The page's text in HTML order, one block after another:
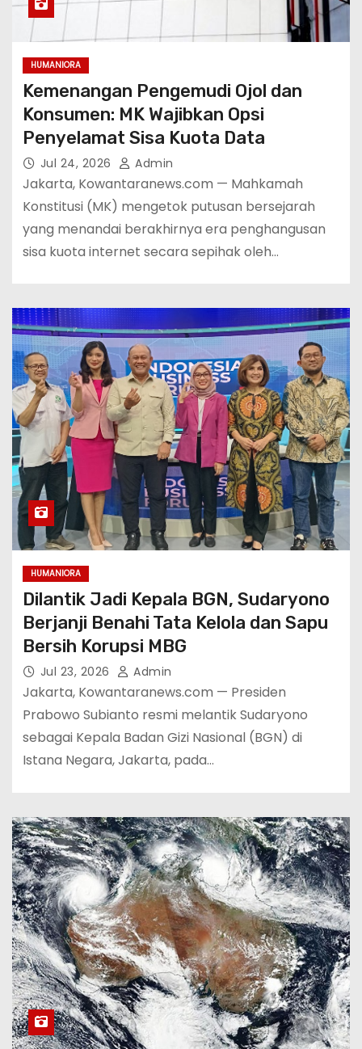
HUMANIORA
Kemenangan Pengemudi Ojol dan
Konsumen: MK Wajibkan Opsi
Penyelamat Sisa Kuota Data
Jul 24, 2026 Admin
Jakarta, Kowantaranews.com — Mahkamah
Konstitusi (MK) mengetok putusan bersejarah
yang menandai berakhirnya era penghangusan
sisa kuota internet secara sepihak oleh…
HUMANIORA
Dilantik Jadi Kepala BGN, Sudaryono
Berjanji Benahi Tata Kelola dan Sapu
Bersih Korupsi MBG
Jul 23, 2026 Admin
Jakarta, Kowantaranews.com — Presiden
Prabowo Subianto resmi melantik Sudaryono
sebagai Kepala Badan Gizi Nasional (BGN) di
Istana Negara, Jakarta, pada…